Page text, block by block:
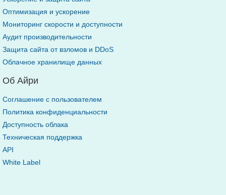
Оптимизация и ускорение
Мониторинг скорости и доступности
Аудит производительности
Защита сайта от взломов и DDoS
Облачное хранилище данных
Об Айри
Соглашение с пользователем
Политика конфиденциальности
Доступность облака
Техническая поддержка
API
White Label